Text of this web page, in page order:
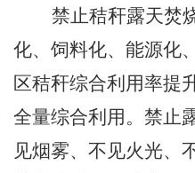
禁止秸秆露天焚
化、饲料化、能源化
区秸秆综合利用率提
全量综合利用。禁止
见烟雾、不见火光、